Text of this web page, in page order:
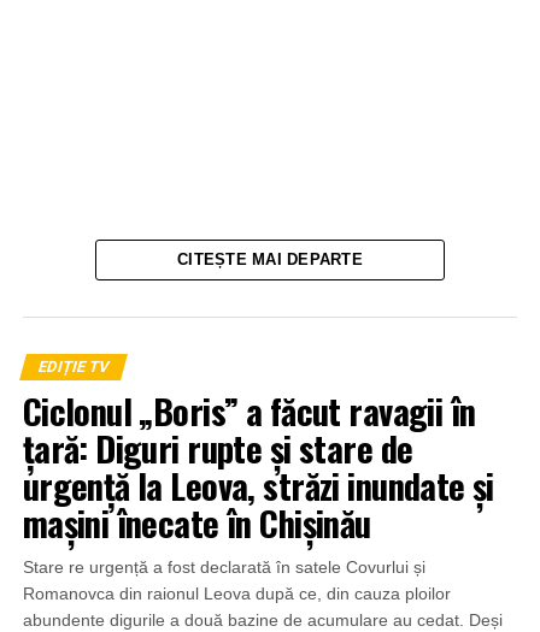
CITEȘTE MAI DEPARTE
EDIȚIE TV
Ciclonul „Boris” a făcut ravagii în
țară: Diguri rupte și stare de
urgență la Leova, străzi inundate și
mașini înecate în Chișinău
Stare re urgență a fost declarată în satele Covurlui și
Romanovca din raionul Leova după ce, din cauza ploilor
abundente digurile a două bazine de acumulare au cedat. Deși